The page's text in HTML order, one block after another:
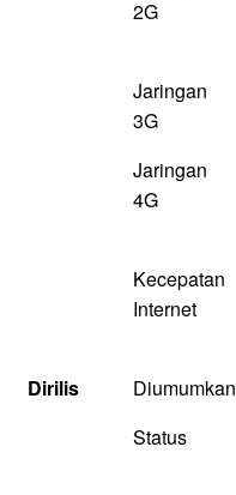
2G
Jaringan
3G
Jaringan
4G
Kecepatan
Internet
Dirilis
Diumumkan
Status